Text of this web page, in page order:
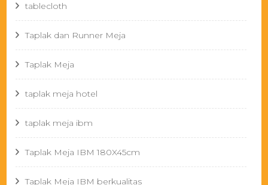
tablecloth
Taplak dan Runner Meja
Taplak Meja
taplak meja hotel
taplak meja ibm
Taplak Meja IBM 180X45cm
Taplak Meja IBM berkualitas